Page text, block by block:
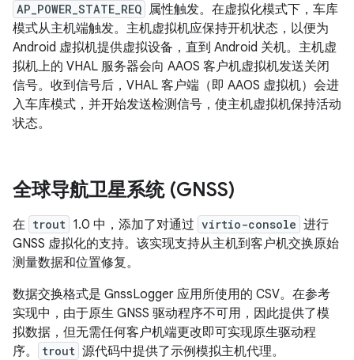
AP_POWER_STATE_REQ 属性触发。在虚拟化模式下，车库
模式从主机端触发。主机虚拟机应保持开机状态，以便为
Android 虚拟机提供虚拟设备，直到 Android 关机。主机虚
拟机上的 VHAL 服务器会向 AAOS 客户机虚拟机发送关闭
信号。收到信号后，VHAL 客户端（即 AAOS 虚拟机）会进
入车库模式，并开始发送检测信号，使主机虚拟机保持活动
状态。
全球导航卫星系统 (GNSS)
在 trout 1.0 中，添加了对通过 virtio-console 进行
GNSS 虚拟化的支持。该实现支持从主机到客户机交换原始
测量数据和位置修复。
数据交换格式是 GnssLogger 应用所使用的 CSV。在参考
实现中，由于原生 GNSS 驱动程序不可用，因此提供了模
拟数据，但无需任何客户机端更改即可实现原生驱动程
序。
trout 源代码中提供了示例模拟主机代理。